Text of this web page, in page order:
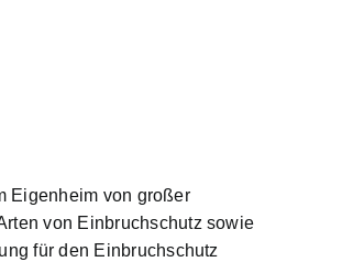
Eigenheim von großer
von Einbruchschutz sowie
für den Einbruchschutz